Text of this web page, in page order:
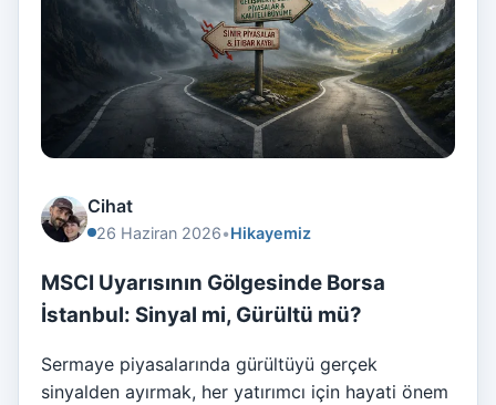
Cihat
26 Haziran 2026•Hikayemiz
MSCI Uyarısının Gölgesinde Borsa
İstanbul: Sinyal mi, Gürültü mü?
Sermaye piyasalarında gürültüyü gerçek
sinyalden ayırmak, her yatırımcı için hayati önem